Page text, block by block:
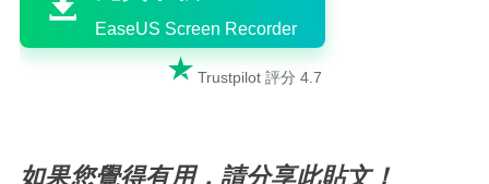

EaseUS Screen Recorder
 Trustpilot 評分 4.7
如果您覺得有用，請分享此貼文！